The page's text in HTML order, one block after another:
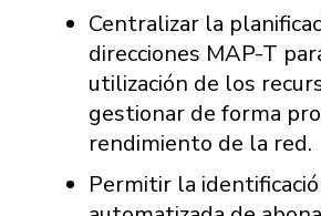
Centralizar la
direcciones MAP-T
utilización de los
gestionar de forma
rendimiento de la red.
Permitir la